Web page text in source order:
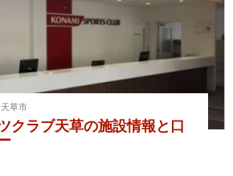
天草市
クラブ天草の施設情報と口